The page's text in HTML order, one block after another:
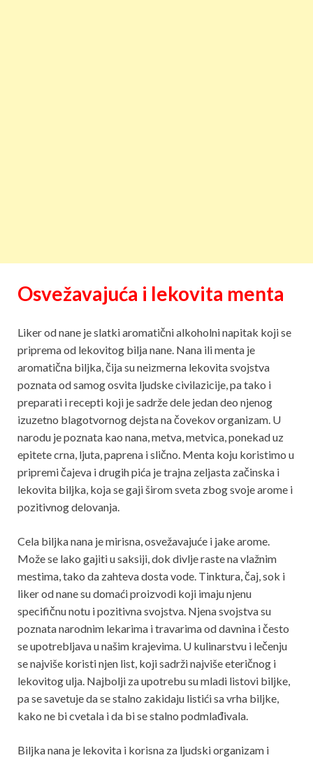
Osvežavajuća i lekovita menta
Liker od nane je slatki aromatični alkoholni napitak koji se
priprema od lekovitog bilja nane. Nana ili menta je
aromatična biljka, čija su neizmerna lekovita svojstva
poznata od samog osvita ljudske civilazicije, pa tako i
preparati i recepti koji je sadrže dele jedan deo njenog
izuzetno blagotvornog dejsta na čovekov organizam. U
narodu je poznata kao nana, metva, metvica, ponekad uz
epitete crna, ljuta, paprena i slično. Menta koju koristimo u
pripremi čajeva i drugih pića je trajna zeljasta začinska i
lekovita biljka, koja se gaji širom sveta zbog svoje arome i
pozitivnog delovanja.
Cela biljka nana je mirisna, osvežavajuće i jake arome.
Može se lako gajiti u saksiji, dok divlje raste na vlažnim
mestima, tako da zahteva dosta vode. Tinktura, čaj, sok i
liker od nane su domaći proizvodi koji imaju njenu
specifičnu notu i pozitivna svojstva. Njena svojstva su
poznata narodnim lekarima i travarima od davnina i često
se upotrebljava u našim krajevima. U kulinarstvu i lečenju
se najviše koristi njen list, koji sadrži najviše eteričnog i
lekovitog ulja. Najbolji za upotrebu su mladi listovi biljke,
pa se savetuje da se stalno zakidaju listići sa vrha biljke,
kako ne bi cvetala i da bi se stalno podmlađivala.
Biljka nana je lekovita i korisna za ljudski organizam i